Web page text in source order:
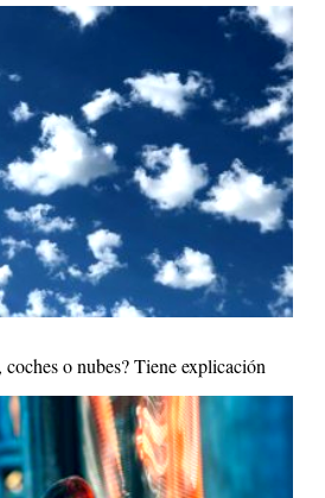
coches o nubes? Tiene explicación